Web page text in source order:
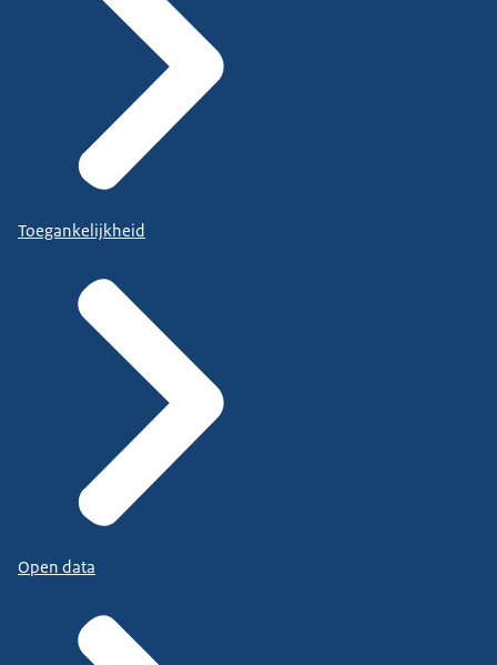
Toegankelijkheid
Open data